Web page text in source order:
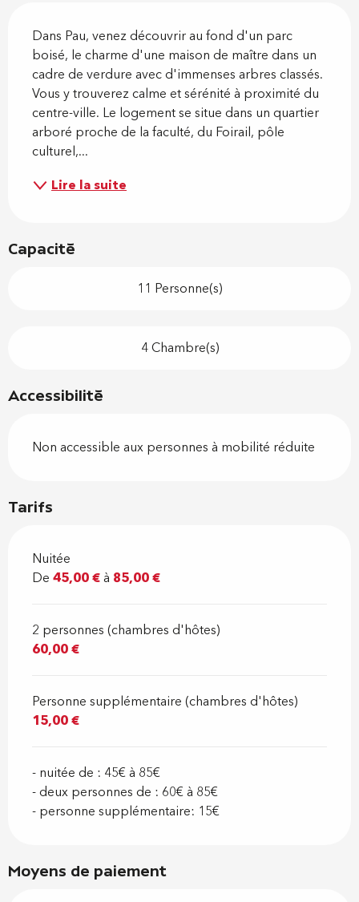
Dans Pau, venez découvrir au fond d'un parc
boisé, le charme d'une maison de maître dans un
cadre de verdure avec d'immenses arbres classés.
Vous y trouverez calme et sérénité à proximité du
centre-ville. Le logement se situe dans un quartier
arboré proche de la faculté, du Foirail, pôle
culturel,...
Lire la suite
Capacité
11 Personne(s)
4 Chambre(s)
Accessibilité
Non accessible aux personnes à mobilité réduite
Tarifs
Nuitée
De 45,00 €à 85,00 €
2 personnes (chambres d'hôtes)
60,00 €
Personne supplémentaire (chambres d'hôtes)
15,00 €
- nuitée de : 45€ à 85€
- deux personnes de : 60€ à 85€
- personne supplémentaire: 15€
Moyens de paiement